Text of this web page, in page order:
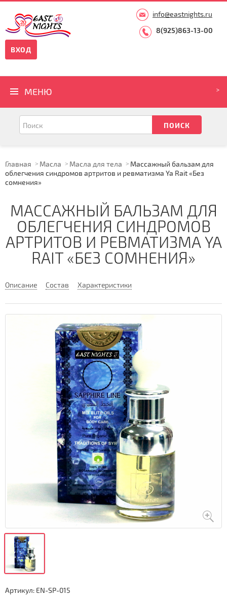
info@eastnights.ru
8(925)863-13-00
ВХОД
МЕНЮ
Главная Масла Масла для тела
Массажный бальзам для
облегчения синдромов артритов и ревматизма Ya Rait «Без
сомнения»
МАССАЖНЫЙ БАЛЬЗАМ ДЛЯ
ОБЛЕГЧЕНИЯ СИНДРОМОВ
АРТРИТОВ И РЕВМАТИЗМА YA
RAIT «БЕЗ СОМНЕНИЯ»
Описание Состав Характеристики
Артикул: EN-SP-015